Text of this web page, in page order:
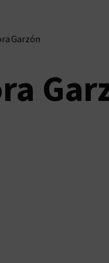
Garzón